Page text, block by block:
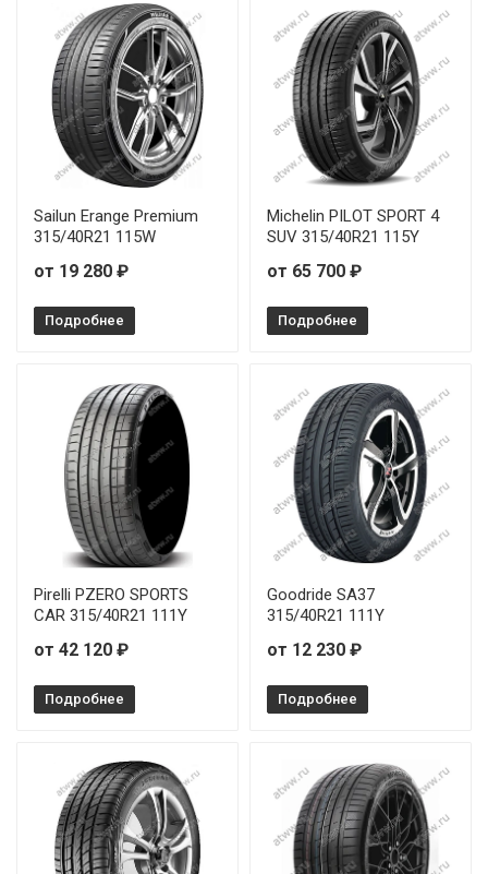
Continental EcoContact 6 Q 245/45R19 102V
Continental EcoContact 6 Q 245/50R19 105Y
Continental EcoContact 6 Q 255/45R20 101T
Continental EcoContact 6 Q 255/50R19 103T
Continental EcoContact 6 Q 275/45R21 107Y
Continental EcoContact 6 Q 325/35R23 111Y
Sailun Erange Premium
315/40R21 115W
от 19 280 ₽
Подробнее
Michelin PILOT SPORT 4
SUV 315/40R21 115Y
от 65 700 ₽
Подробнее
Pirelli PZERO SPORTS
CAR 315/40R21 111Y
от 42 120 ₽
Подробнее
Goodride SA37
315/40R21 111Y
от 12 230 ₽
Подробнее